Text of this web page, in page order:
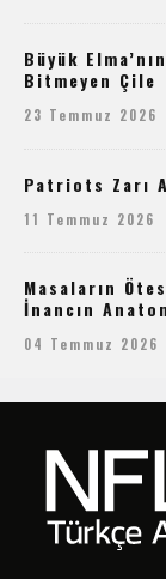
Büyük
Bitmeyen Çile
23 Temmuz 2026
Patriots Zarı
11 Temmuz 2026
Masaların
İnancın
04 Temmuz 2026